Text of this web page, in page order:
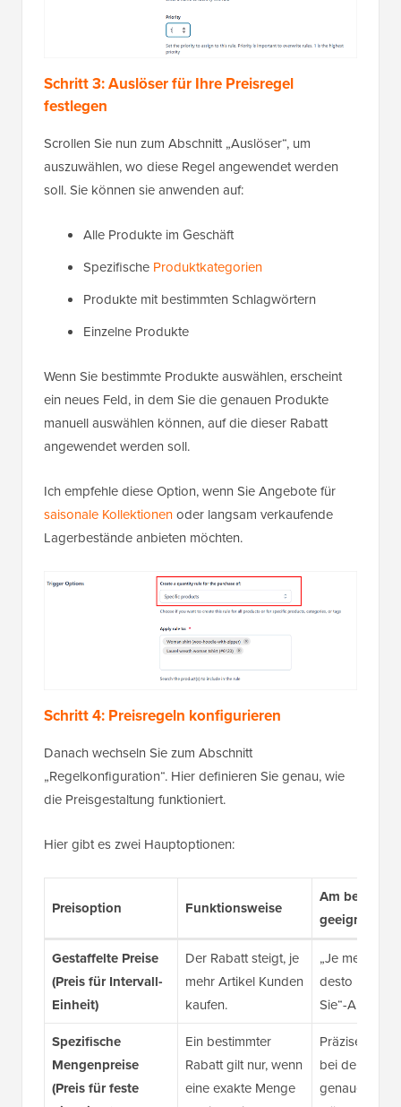
Schritt 3: Auslöser für Ihre Preisregel
festlegen
Scrollen Sie nun zum Abschnitt „Auslöser“, um
auszuwählen, wo diese Regel angewendet werden
soll. Sie können sie anwenden auf:
Alle Produkte im Geschäft
Spezifische Produktkategorien
Produkte mit bestimmten Schlagwörtern
Einzelne Produkte
Wenn Sie bestimmte Produkte auswählen, erscheint
ein neues Feld, in dem Sie die genauen Produkte
manuell auswählen können, auf die dieser Rabatt
angewendet werden soll.
Ich empfehle diese Option, wenn Sie Angebote für
saisonale Kollektionenoder langsam verkaufende
Lagerbestände anbieten möchten.
Schritt 4: Preisregeln konfigurieren
Danach wechseln Sie zum Abschnitt
„Regelkonfiguration“. Hier definieren Sie genau, wie
die Preisgestaltung funktioniert.
Hier gibt es zwei Hauptoptionen:
Preisoption Funktionsweise
Am besten
geeignet für
Gestaffelte Preise
(Preis für Intervall-
Einheit)
Der Rabatt steigt, je
mehr Artikel Kunden
kaufen.
„Je mehr Sie
desto mehr
Sie“-
Spezifische
Mengenpreise
(Preis für feste
Ein bestimmter
Rabatt gilt nur, wenn
eine exakte Menge
Präzise
bei denen
genaue